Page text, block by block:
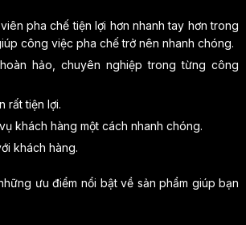
pha chế tiện lợi hơn nhanh tay hơn trong
công việc pha chế trở nên nhanh chóng.
hảo, chuyên nghiệp trong từng công
rất tiện lợi.
khách hàng một cách nhanh chóng.
khách hàng.
ưu điểm nổi bật về sản phẩm giúp bạn